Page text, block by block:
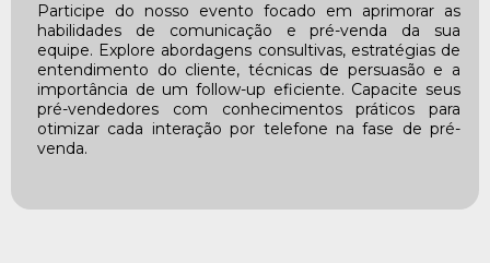
Participe do nosso evento focado em aprimorar as
habilidades de comunicação e pré-venda da sua
equipe. Explore abordagens consultivas, estratégias de
entendimento do cliente, técnicas de persuasão e a
importância de um follow-up eficiente. Capacite seus
pré-vendedores com conhecimentos práticos para
otimizar cada interação por telefone na fase de pré-
venda.